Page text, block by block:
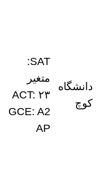
دانشگاه
کوچ
SAT:
متغیر
ACT: ۲۳
GCE: A2
AP